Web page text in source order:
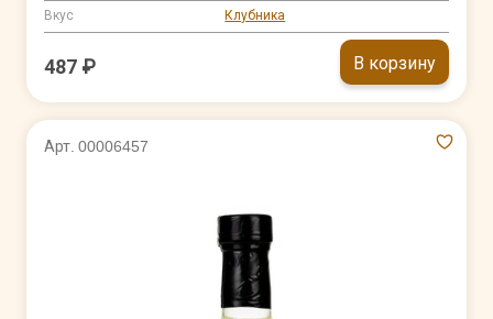
Вкус Клубника
487 ₽ В корзину
Арт. 00006457